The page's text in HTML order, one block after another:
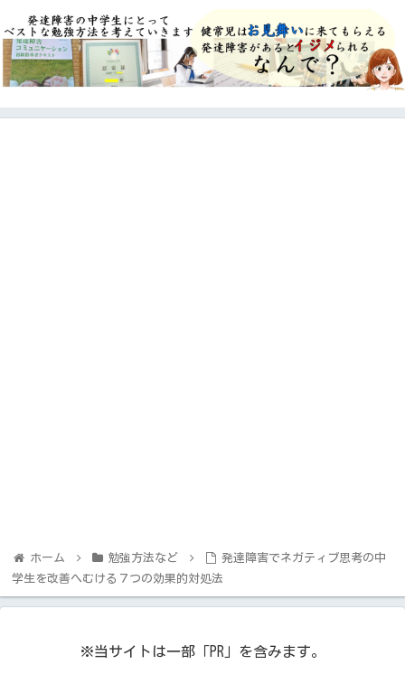
ホーム 勉強方法など
発達障害でネガティブ思考の中
学生を改善へむける７つの効果的対処法
※当サイトは一部「PR」を含みます。